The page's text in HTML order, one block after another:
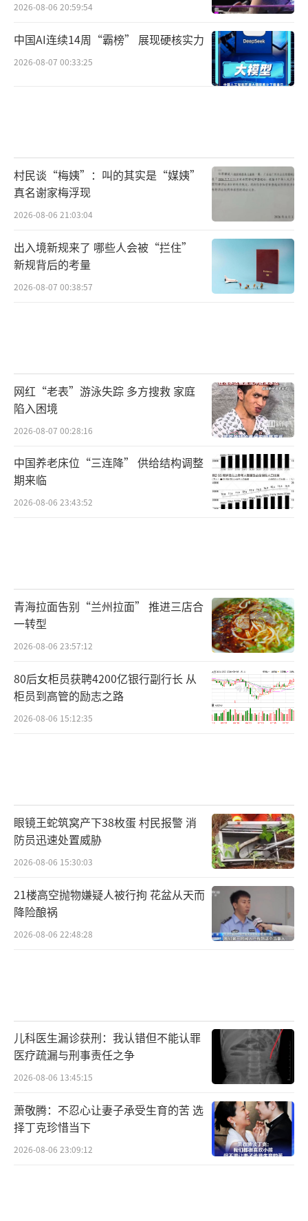
2026-08-06 20:59:54
中国AI连续14周“霸榜” 展现硬核实力
2026-08-07 00:33:25
村民谈“梅姨”：叫的其实是“媒姨”
真名谢家梅浮现
2026-08-06 21:03:04
出入境新规来了 哪些人会被“拦住”
新规背后的考量
2026-08-07 00:38:57
网红“老表”游泳失踪 多方搜救 家庭
陷入困境
2026-08-07 00:28:16
中国养老床位“三连降” 供给结构调整
期来临
2026-08-06 23:43:52
青海拉面告别“兰州拉面” 推进三店合
一转型
2026-08-06 23:57:12
80后女柜员获聘4200亿银行副行长 从
柜员到高管的励志之路
2026-08-06 15:12:35
眼镜王蛇筑窝产下38枚蛋 村民报警 消
防员迅速处置威胁
2026-08-06 15:30:03
21楼高空抛物嫌疑人被行拘 花盆从天而
降险酿祸
2026-08-06 22:48:28
儿科医生漏诊获刑：我认错但不能认罪
医疗疏漏与刑事责任之争
2026-08-06 13:45:15
萧敬腾：不忍心让妻子承受生育的苦 选
择丁克珍惜当下
2026-08-06 23:09:12